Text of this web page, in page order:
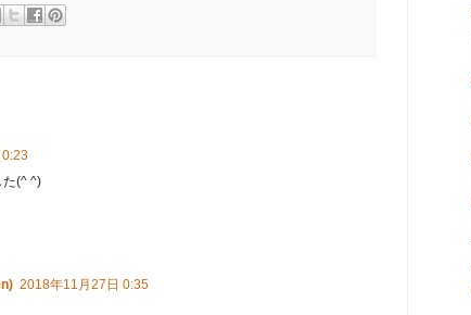
た(^ ^)
2018年11月27日 0:35